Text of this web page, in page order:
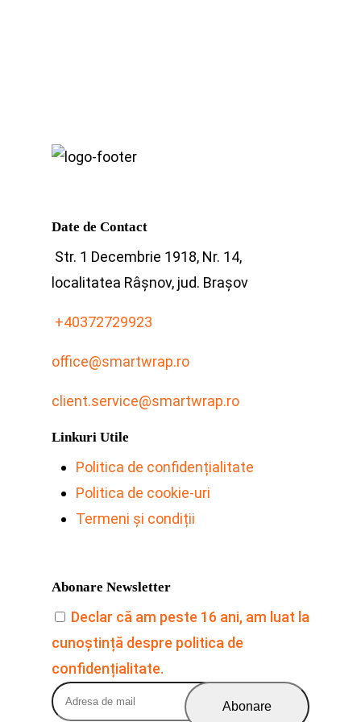
Date de Contact
Str. 1 Decembrie 1918, Nr. 14,
localitatea Râșnov, jud. Brașov
+40372729923
office@smartwrap.ro
client.service@smartwrap.ro
Linkuri Utile
Politica de confidențialitate
Politica de cookie-uri
Termeni și condiții
Abonare Newsletter
Declar că am peste 16 ani, am luat la
cunoștință despre politica de
confidențialitate.